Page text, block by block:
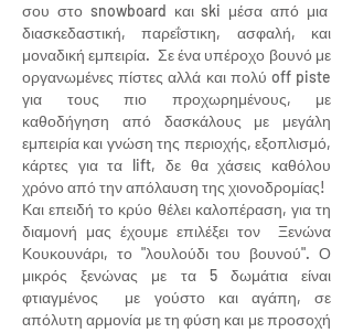
σου στο snowboard και ski μέσα από μια
διασκεδαστική, παρεΐστικη, ασφαλή, και
μοναδική εμπειρία. Σε ένα υπέροχο βουνό με
οργανωμένες πίστες αλλά και πολύ off piste
για τους πιο προχωρημένους, με
καθοδήγηση από δασκάλους με μεγάλη
εμπειρία και γνώση της περιοχής, εξοπλισμό,
κάρτες για τα lift, δε θα χάσεις καθόλου
χρόνο από την απόλαυση της χιονοδρομίας!
Και επειδή το κρύο θέλει καλοπέραση, για τη
διαμονή μας έχουμε επιλέξει τον Ξενώνα
Κουκουνάρι, το "λουλούδι του βουνού". Ο
μικρός ξενώνας με τα 5 δωμάτια είναι
φτιαγμένος με γούστο και αγάπη, σε
απόλυτη αρμονία με τη φύση και με προσοχή